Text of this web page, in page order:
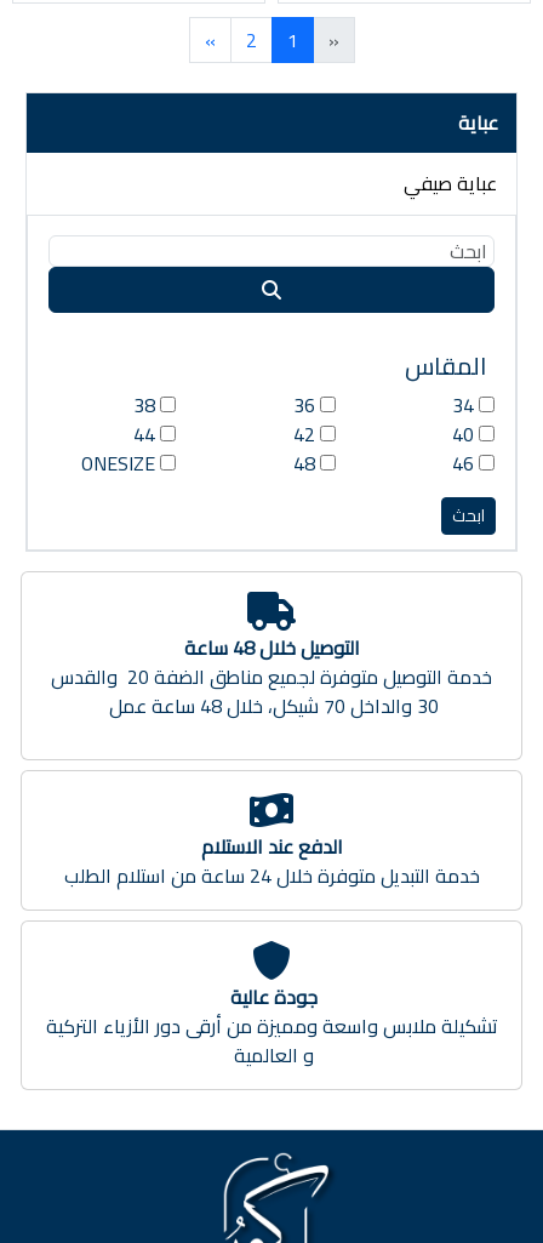
«
1
2
»
عباية
عباية صيفي
المقاس
38
44
48
ONESIZE
التوصيل خلال 48 ساعة
خدمة التوصيل متوفرة لجميع مناطق الضفة 20 والقدس
30 والداخل 70 شيكل، خلال 48 ساعة عمل
الدفع عند الاستلام
خدمة التبديل متوفرة خلال 24 ساعة من استلام الطلب
جودة عالية
تشكيلة ملابس واسعة ومميزة من أرقى دور الأزياء التركية
و العالمية